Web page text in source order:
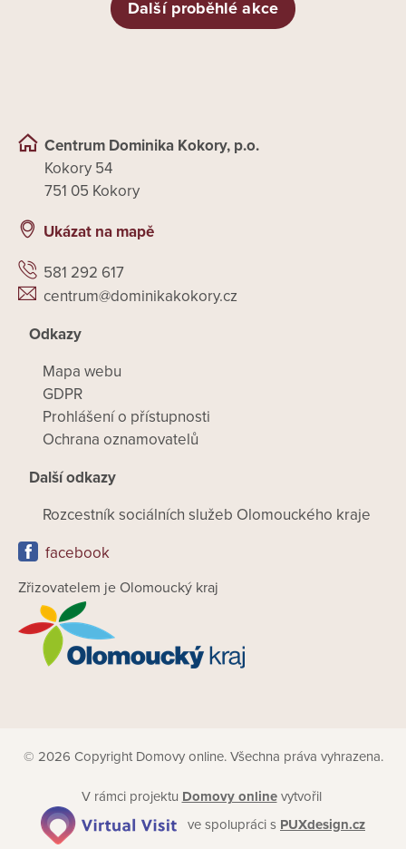
Další proběhlé akce
Centrum Dominika Kokory, p.o.
Kokory 54
751 05 Kokory
Ukázat na mapě
581 292 617
centrum@dominikakokory.cz
Odkazy
Mapa webu
GDPR
Prohlášení o přístupnosti
Ochrana oznamovatelů
Další odkazy
Rozcestník sociálních služeb Olomouckého kraje
facebook
Zřizovatelem je Olomoucký kraj
© 2026 Copyright Domovy online. Všechna práva vyhrazena.
V rámci projektu Domovy onlinevytvořil
ve spolupráci s PUXdesign.cz